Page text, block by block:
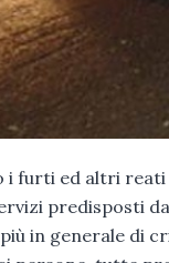
i furti ed altri
predisposti
in generale di